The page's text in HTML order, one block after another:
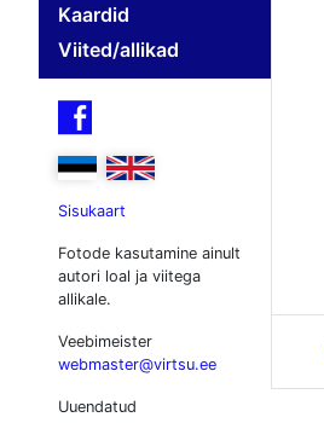
Kaardid
Viited/allikad

Sisukaart
Fotode kasutamine ainult
autori loal ja viitega
allikale.
Veebimeister
webmaster@virtsu.ee
Uuendatud